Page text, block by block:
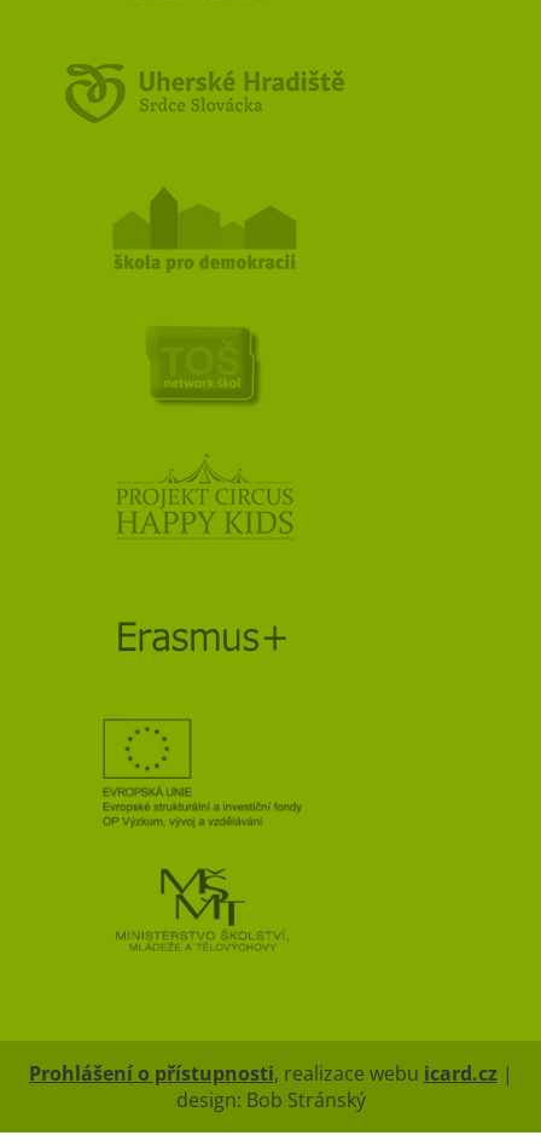
Prohlášení o přístupnosti, realizace webu icard.cz|
design: Bob Stránský